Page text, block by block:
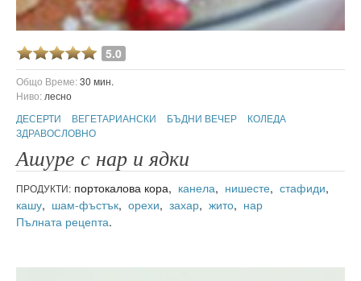
5.0
Общо Време:30 мин.
Ниво: лесно
ДЕСЕРТИ
ВЕГЕТАРИАНСКИ БЪДНИ ВЕЧЕР
КОЛЕДА
ЗДРАВОСЛОВНО
Ашуре с нар и ядки
ПРОДУКТИ: портокалова кора, канела, нишесте, стафиди,
кашу, шам-фъстък, орехи, захар, жито, нар
Пълната рецепта.